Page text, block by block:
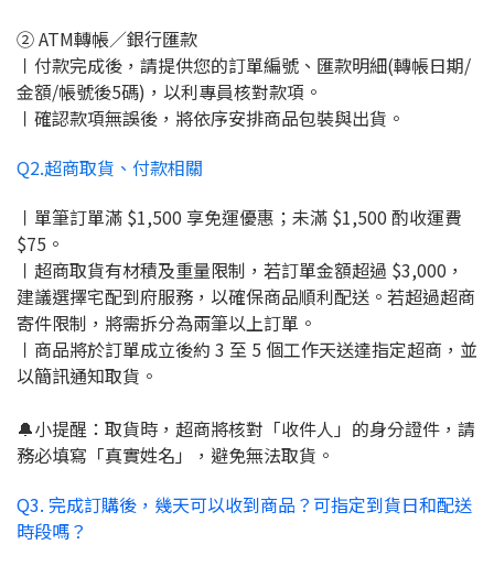
② ATM轉帳／銀行匯款
〡付款完成後，請提供您的訂單編號、匯款明細(轉帳日期/
金額/帳號後5碼)，以利專員核對款項。
〡確認款項無誤後，將依序安排商品包裝與出貨。
Q2.超商取貨、付款相關
〡單筆訂單滿 $1,500 享免運優惠；未滿 $1,500 酌收運費
$75。
〡超商取貨有材積及重量限制，若訂單金額超過 $3,000，
建議選擇宅配到府服務，以確保商品順利配送。若超過超商
寄件限制，將需拆分為兩筆以上訂單。
〡商品將於訂單成立後約 3 至 5 個工作天送達指定超商，並
以簡訊通知取貨。
🔔小提醒：取貨時，超商將核對「收件人」的身分證件，請
務必填寫「真實姓名」，避免無法取貨。
Q3. 完成訂購後，幾天可以收到商品？可指定到貨日和配送
時段嗎？